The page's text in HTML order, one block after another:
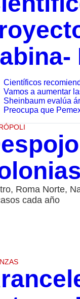
Científicos
Vamos a aumentar
Sheinbaum evalúa
Preocupa que
Roma Norte,
cada año